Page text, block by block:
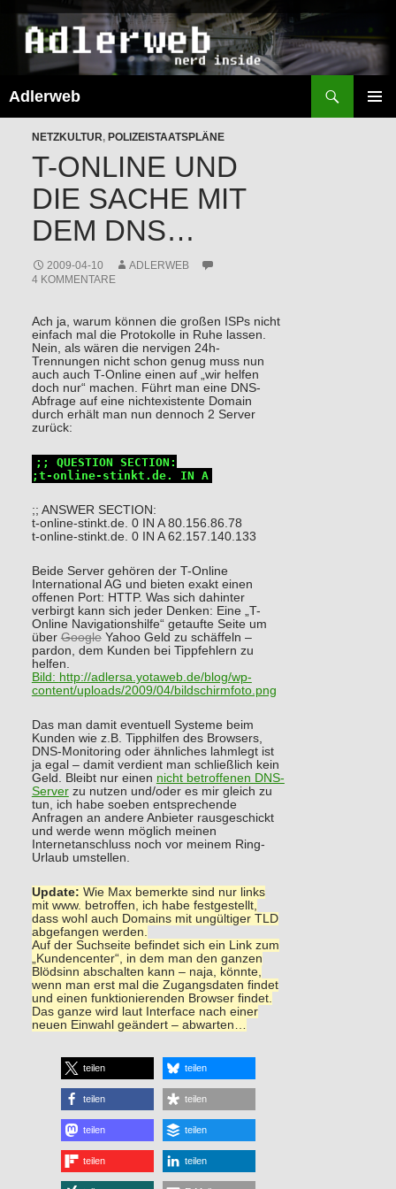
Adlerweb
SPRINGEN
NETZKULTUR, POLIZEISTAATSPLÄNE
T-ONLINE UND
DIE SACHE MIT
DEM DNS…
2009-04-10
ADLERWEB
4 KOMMENTARE
Ach ja, warum können die großen ISPs nicht
einfach mal die Protokolle in Ruhe lassen.
Nein, als wären die nervigen 24h-
Trennungen nicht schon genug muss nun
auch auch T-Online einen auf „wir helfen
doch nur“ machen. Führt man eine DNS-
Abfrage auf eine nichtexistente Domain
durch erhält man nun dennoch 2 Server
zurück:
;; QUESTION SECTION:
;t-online-stinkt.de. IN A
;; ANSWER SECTION:
t-online-stinkt.de. 0 IN A 80.156.86.78
t-online-stinkt.de. 0 IN A 62.157.140.133
Beide Server gehören der T-Online
International AG und bieten exakt einen
offenen Port: HTTP. Was sich dahinter
verbirgt kann sich jeder Denken: Eine „T-
Online Navigationshilfe“ getaufte Seite um
über GoogleYahoo Geld zu schäffeln –
pardon, dem Kunden bei Tippfehlern zu
helfen.
Bild: http://adlersa.yotaweb.de/blog/wp-
content/uploads/2009/04/bildschirmfoto.png
Das man damit eventuell Systeme beim
Kunden wie z.B. Tipphilfen des Browsers,
DNS-Monitoring oder ähnliches lahmlegt ist
ja egal – damit verdient man schließlich kein
Geld. Bleibt nur einen nicht betroffenen DNS-
Serverzu nutzen und/oder es mir gleich zu
tun, ich habe soeben entsprechende
Anfragen an andere Anbieter rausgeschickt
und werde wenn möglich meinen
Internetanschluss noch vor meinem Ring-
Urlaub umstellen.
Update: Wie Max bemerkte sind nur links
mit www. betroffen, ich habe festgestellt,
dass wohl auch Domains mit ungültiger TLD
abgefangen werden.
Auf der Suchseite befindet sich ein Link zum
„Kundencenter“, in dem man den ganzen
Blödsinn abschalten kann – naja, könnte,
wenn man erst mal die Zugangsdaten findet
und einen funktionierenden Browser findet.
Das ganze wird laut Interface nach einer
neuen Einwahl geändert – abwarten…
teilen teilen
teilen teilen
teilen teilen
teilen teilen